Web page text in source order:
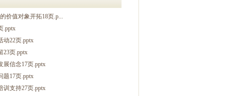
价值对象开拓18页.p...
.pptx
动22页.pptx
23页.pptx
展信念17页.pptx
题17页.pptx
训支持27页.pptx